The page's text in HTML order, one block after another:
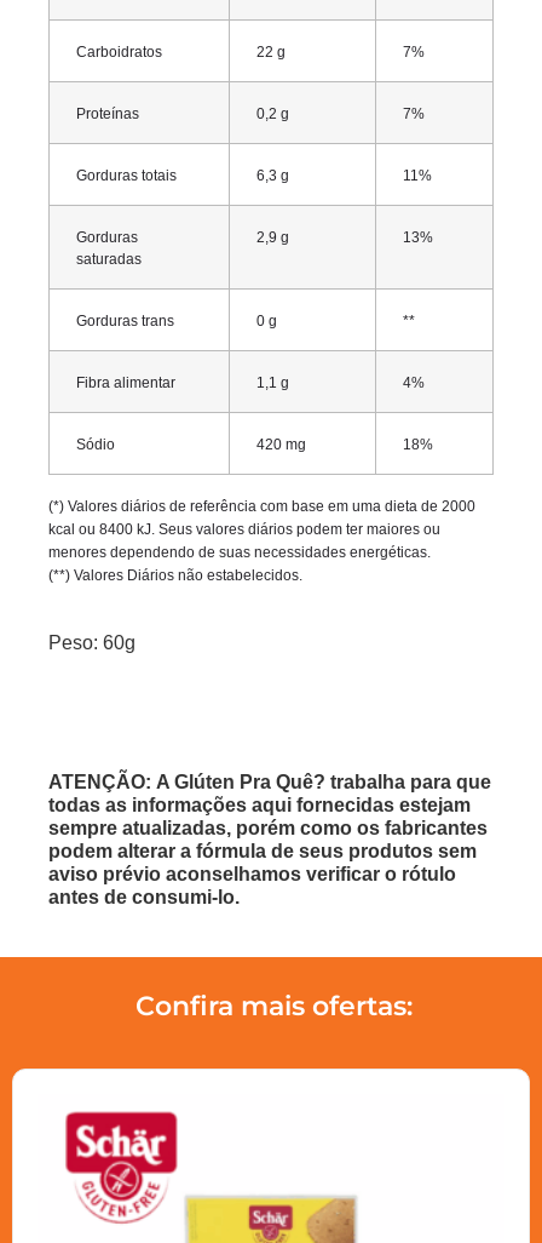
Carboidratos 22 g 7%
Proteínas 0,2 g 7%
Gorduras totais 6,3 g 11%
Gorduras
saturadas
2,9 g 13%
Gorduras trans 0 g **
Fibra alimentar 1,1 g 4%
Sódio 420 mg 18%
(*) Valores diários de referência com base em uma dieta de 2000
kcal ou 8400 kJ. Seus valores diários podem ter maiores ou
menores dependendo de suas necessidades energéticas.
(**) Valores Diários não estabelecidos.
Peso: 60g
ATENÇÃO: A Glúten Pra Quê? trabalha para que
todas as informações aqui fornecidas estejam
sempre atualizadas, porém como os fabricantes
podem alterar a fórmula de seus produtos sem
aviso prévio aconselhamos verificar o rótulo
antes de consumi-lo.
Confira mais ofertas: